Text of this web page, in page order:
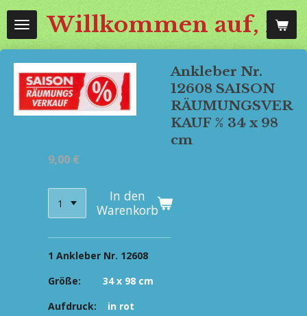
Zum
HauptinhaltWillkommen auf,
Ankleber Nr.
12608 SAISON
RÄUMUNGSVER
KAUF % 34 x 98
cm
9,00 €
In den
Warenkorb
1 Ankleber Nr. 12608
Größe:
34 x 98 cm
Aufdruck:
in rot